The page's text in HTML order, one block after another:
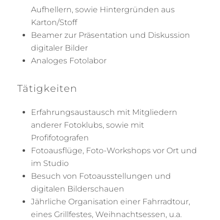
Aufhellern, sowie Hintergründen aus
Karton/Stoff
Beamer zur Präsentation und Diskussion
digitaler Bilder
Analoges Fotolabor
Tätigkeiten
Erfahrungsaustausch mit Mitgliedern
anderer Fotoklubs, sowie mit
Profifotografen
Fotoausflüge, Foto-Workshops vor Ort und
im Studio
Besuch von Fotoausstellungen und
digitalen Bilderschauen
Jährliche Organisation einer Fahrradtour,
eines Grillfestes, Weihnachtsessen, u.a.